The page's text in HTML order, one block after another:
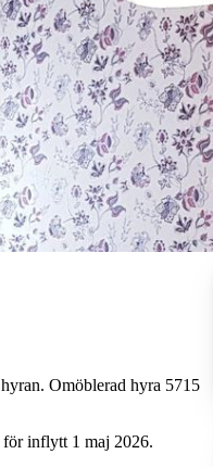
hyran. Omöblerad hyra 5715
förinflytt 1 maj 2026.